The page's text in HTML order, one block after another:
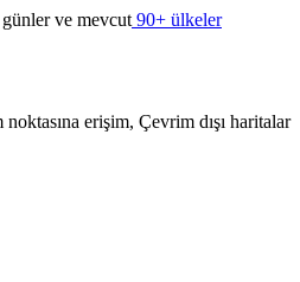
ve mevcut 90+ ülkeler
erişim, Çevrim dışı haritalar